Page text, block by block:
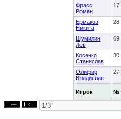
Игрок №
Фрасс
Роман
17
Ермаков
Никита
28
Шумилин
Лев
69
Косенко
Станислав
30
Олифир
Владислав
27